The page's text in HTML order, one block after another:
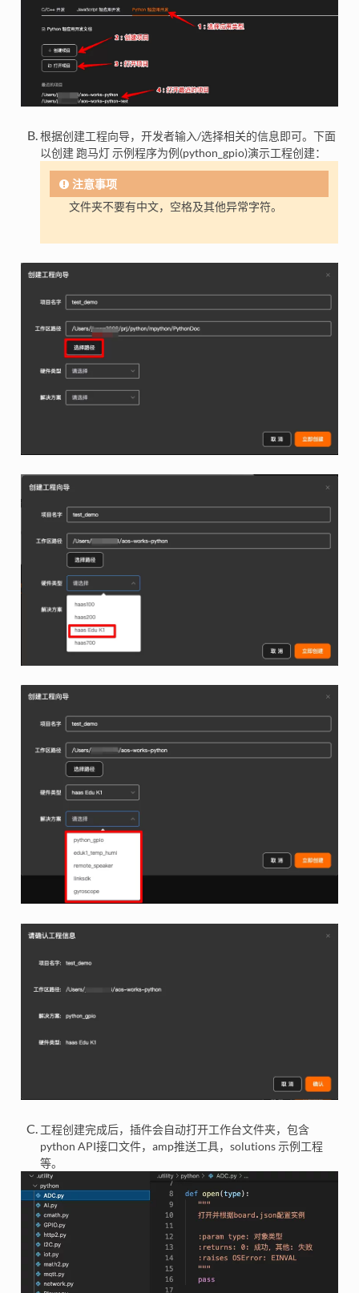
根据创建工程向导，开发者输入/选择相关的信息即可。下面
以创建 跑马灯 示例程序为例(python_gpio)演示工程创建：
注意事项
文件夹不要有中文，空格及其他异常字符。
工程创建完成后，插件会自动打开工作台文件夹，包含
python API接口文件，amp推送工具，solutions 示例工程
等。